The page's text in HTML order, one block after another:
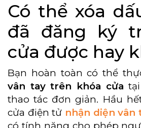
Có thể xóa
đã đăng ký
cửa được hay
Bạn hoàn toàn có thể
vân tay trên khóa cửa
thao tác đơn giản. Hầu
cửa điện tử nhận diện vân
có tính năng cho phép